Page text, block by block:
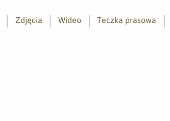
Zdjęcia Wideo Teczka prasowa